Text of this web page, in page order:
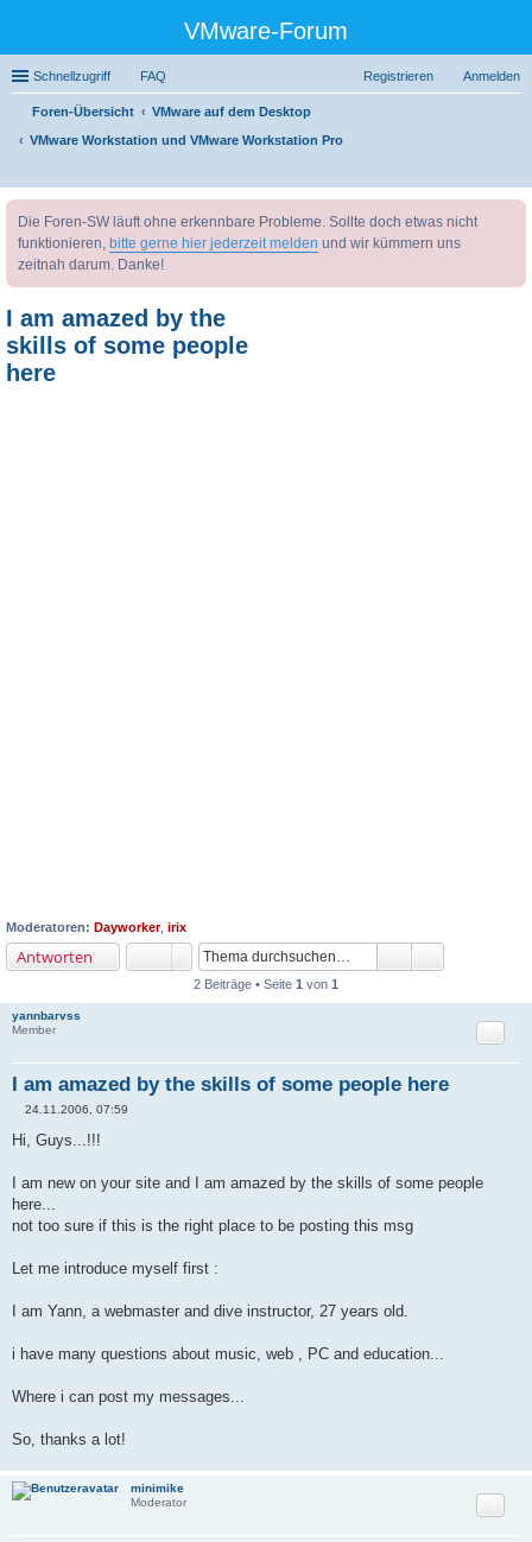
VMware-Forum
Schnellzugriff FAQ Anmelden
Registrieren
Foren-Übersicht
VMware auf dem Desktop
VMware Workstation und VMware Workstation Pro
uc
Die Foren-SW läuft ohne erkennbare Probleme. Sollte doch etwas nicht
funktionieren, bitte gerne hier jederzeit melden und wir kümmern uns
zeitnah darum. Danke!
I am amazed by the
skills of some people
here
Moderatoren: Dayworker, irix
Antworten
2 Beiträge • Seite 1 von 1
yannbarvss
Member
I am amazed by the skills of some people here
Zitat
a
g
24.11.2006, 07:59
Hi, Guys...!!!
I am new on your site and I am amazed by the skills of some people
here...
not too sure if this is the right place to be posting this msg
Let me introduce myself first :
I am Yann, a webmaster and dive instructor, 27 years old.
i have many questions about music, web , PC and education...
Where i can post my messages...
So, thanks a lot!
minimike
Moderator
Zitat